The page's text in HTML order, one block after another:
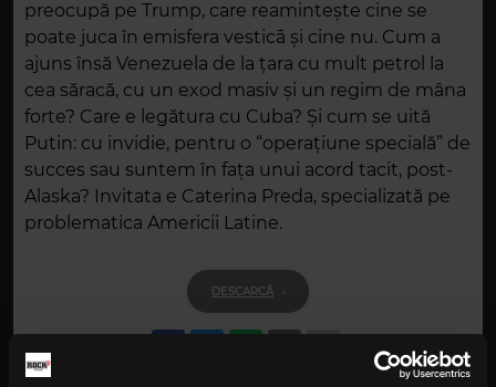
preocupă pe Trump, care reamintește cine se
poate juca în emisfera vesticā și cine nu. Cum a
ajuns însă Venezuela de la țara cu mult petrol la
cea săracă, cu un exod masiv și un regim de mâna
forte? Care e legătura cu Cuba? Și cum se uită
Putin: cu invidie, pentru o “operațiune specială” de
succes sau suntem în fața unui acord tacit, post-
Alaska? Invitata e Caterina Preda, specializată pe
problematica Americii Latine.
DESCARCĂ